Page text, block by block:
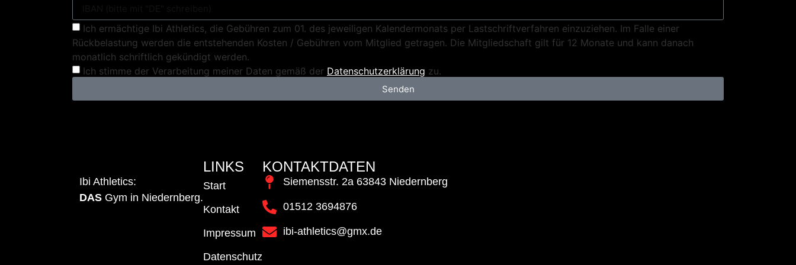
Ich ermächtige Ibi Athletics, die Gebühren zum 01. des jeweiligen Kalendermonats per Lastschriftverfahren einzuziehen. Im Falle einer
Rückbelastung werden die entstehenden Kosten / Gebühren vom Mitglied getragen. Die Mitgliedschaft gilt für 12 Monate und kann danach
monatlich schriftlich gekündigt werden.
Ich stimme der Verarbeitung meiner Daten gemäß der Datenschutzerklärung zu.
Senden
Ibi Athletics:
DAS Gym in Niedernberg.
LINKS
Start
Kontakt
Impressum
Datenschutz
KONTAKTDATEN
Siemensstr. 2a 63843 Niedernberg
01512 3694876​
ibi-athletics@gmx.de​